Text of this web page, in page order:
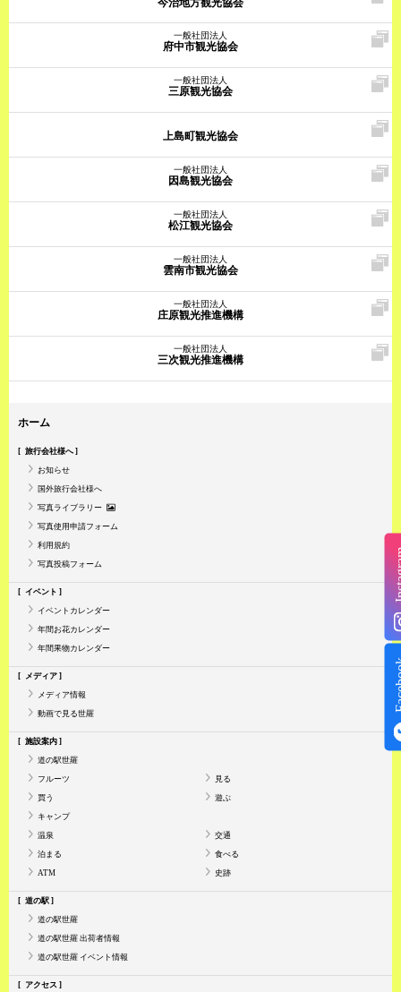
今治地方観光協会
一般社団法人
府中市観光協会
一般社団法人
三原観光協会
上島町観光協会
一般社団法人
因島観光協会
一般社団法人
松江観光協会
一般社団法人
雲南市観光協会
一般社団法人
庄原観光推進機構
一般社団法人
三次観光推進機構
ホーム
旅行会社様へ
お知らせ
国外旅行会社様へ
写真ライブラリー
写真使用申請フォーム
利用規約
写真投稿フォーム
イベント
イベントカレンダー
年間お花カレンダー
年間果物カレンダー
メディア
メディア情報
動画で見る世羅
施設案内
道の駅世羅
フルーツ 見る
買う 遊ぶ
キャンプ
温泉 交通
泊まる 食べる
ATM 史跡
道の駅
道の駅世羅
道の駅世羅 出荷者情報
道の駅世羅 イベント情報
アクセス